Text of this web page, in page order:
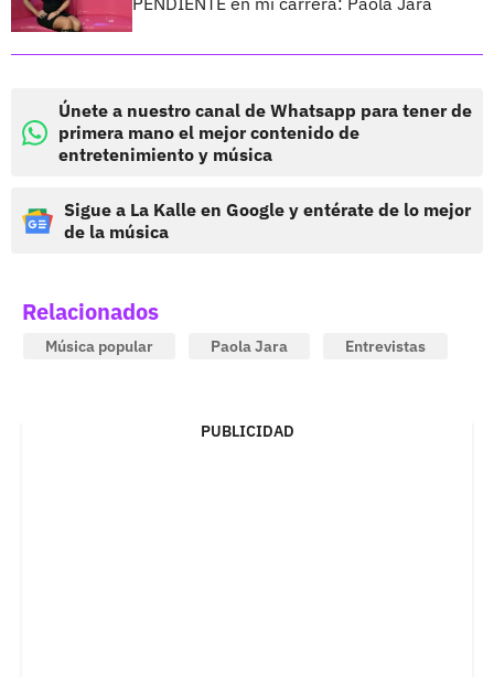
Únete a nuestro canal de Whatsapp para tener de
primera mano el mejor contenido de
entretenimiento y música
Sigue a La Kalle en Google y entérate de lo mejor
de la música
Relacionados
Música popular Paola Jara Entrevistas
PUBLICIDAD